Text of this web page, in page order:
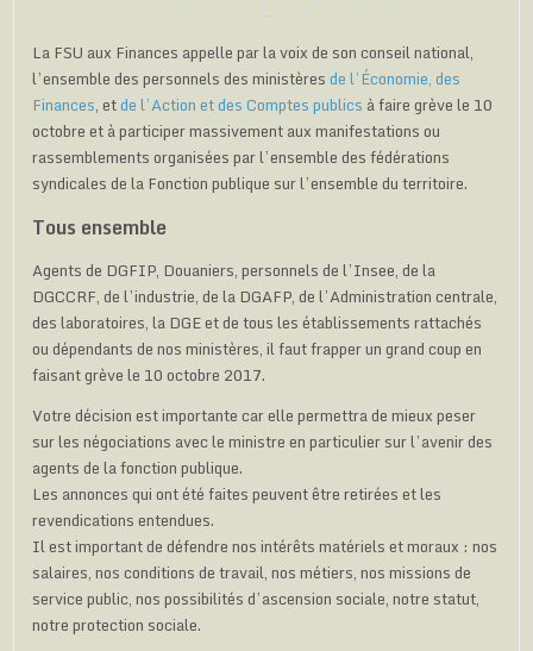
La FSU aux Finances appelle par la voix de son conseil national,
l’ensemble des personnels des ministèresde l’Économie, des
Finances, etde l’Action et des Comptes publics à faire grève le 10
octobre et à participer massivement aux manifestations ou
rassemblements organisées par l’ensemble des fédérations
syndicales de la Fonction publique sur l’ensemble du territoire.
Tous ensemble
Agents de DGFIP, Douaniers, personnels de l’Insee, de la
DGCCRF, de l’industrie, de la DGAFP, de l’Administration centrale,
des laboratoires, la DGE et de tous les établissements rattachés
ou dépendants de nos ministères, il faut frapper un grand coup en
faisant grève le 10 octobre 2017.
Votre décision est importante car elle permettra de mieux peser
sur les négociations avec le ministre en particulier sur l’avenir des
agents de la fonction publique.
Les annonces qui ont été faites peuvent être retirées et les
revendications entendues.
Il est important de défendre nos intérêts matériels et moraux : nos
salaires, nos conditions de travail, nos métiers, nos missions de
service public, nos possibilités d’ascension sociale, notre statut,
notre protection sociale.